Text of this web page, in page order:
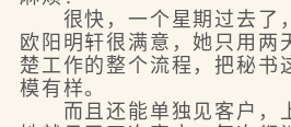
很快，一个星期过去了
欧阳明轩很满意，她只用两
楚工作的整个流程，把秘书
模有样。
而且还能单独见客户，上